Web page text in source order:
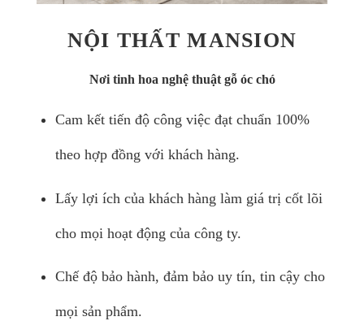
NỘI THẤT MANSION
Nơi tinh hoa nghệ thuật gỗ óc chó
Cam kết tiến độ công việc đạt chuẩn 100%
theo hợp đồng với khách hàng.
Lấy lợi ích của khách hàng làm giá trị cốt lõi
cho mọi hoạt động của công ty.
Chế độ bảo hành, đảm bảo uy tín, tin cậy cho
mọi sản phẩm.